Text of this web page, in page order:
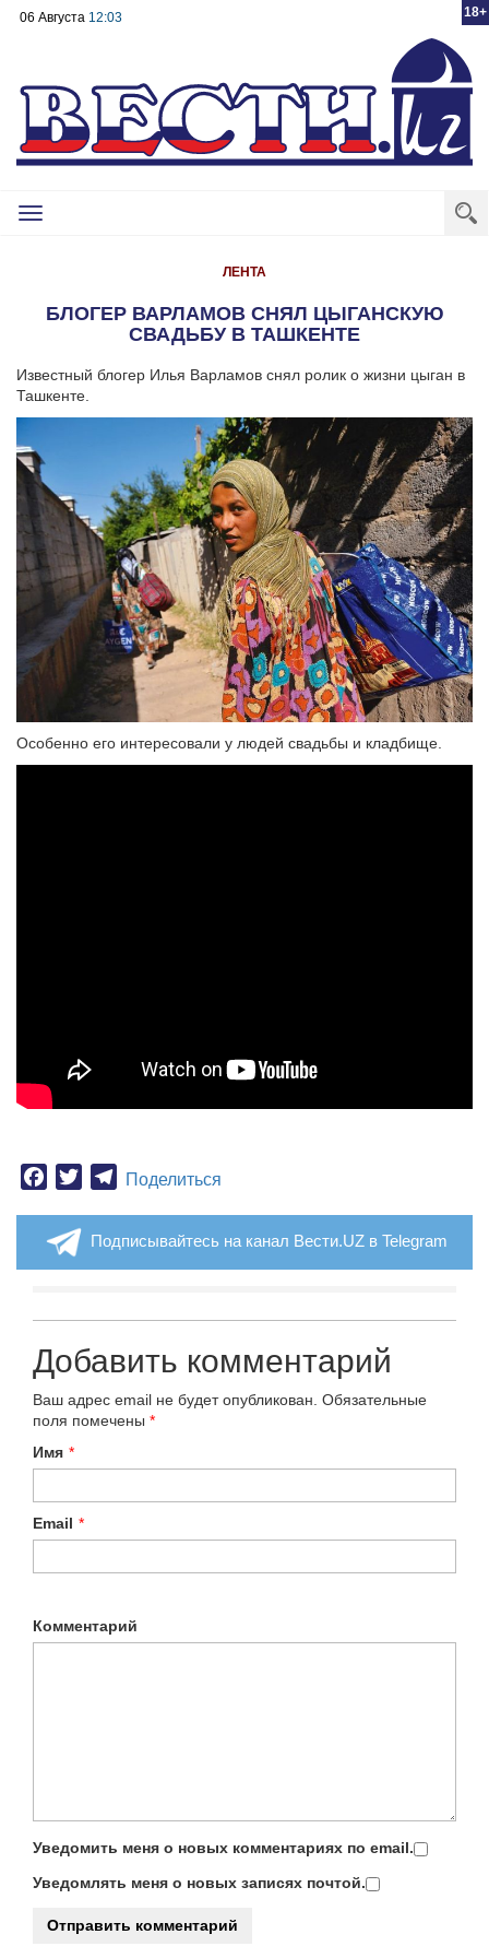
18+
06 Августа 12:03
Toggle
ЛЕНТА
БЛОГЕР ВАРЛАМОВ СНЯЛ ЦЫГАНСКУЮ
СВАДЬБУ В ТАШКЕНТЕ
Известный блогер Илья Варламов снял ролик о жизни цыган в
Ташкенте.
Особенно его интересовали у людей свадьбы и кладбище.
Facebook
TwitterTelegram
Поделиться
Подписывайтесь на канал Вести.UZ в Telegram
Добавить комментарий
Ваш адрес email не будет опубликован. Обязательные
поля помечены *
Имя *
Email *
Комментарий
Уведомить меня о новых комментариях по email.
Уведомлять меня о новых записях почтой.